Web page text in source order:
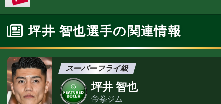
坪井 智也選手の関連情報
スーパーフライ級
坪井 智也
帝拳ジム